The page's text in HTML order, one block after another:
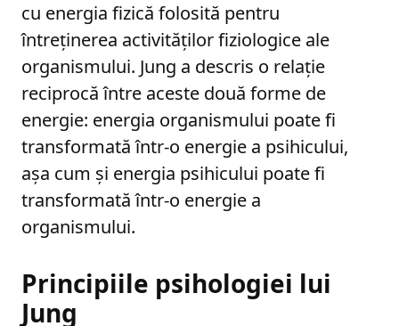
cu energia fizică folosită pentru
întreținerea activităților fiziologice ale
organismului. Jung a descris o relație
reciprocă între aceste două forme de
energie: energia organismului poate fi
transformată într-o energie a psihicului,
așa cum și energia psihicului poate fi
transformată într-o energie a
organismului.
Principiile psihologiei lui
Jung